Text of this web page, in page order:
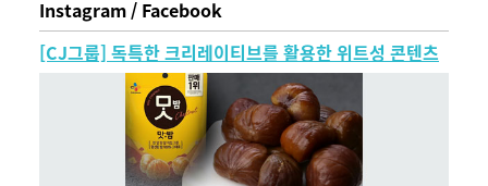
Instagram / Facebook
[CJ그룹] 독특한 크리레이티브를 활용한 위트성 콘텐츠